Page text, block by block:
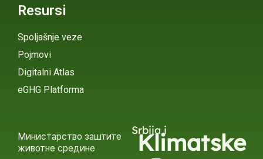
Resursi
Spoljašnje veze
Pojmovi
Digitalni Atlas
eGHG Platforma
Министарство заштите
животне средине
Srbija i
Klimatske